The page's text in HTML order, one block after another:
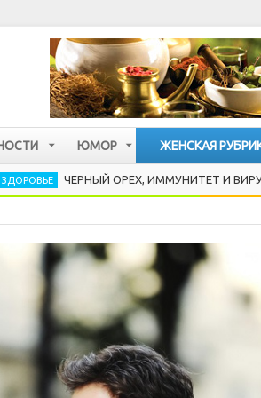
ЮМОР
ЖЕНСКАЯ
ЧЕРНЫЙ ОРЕХ, ИММУНИТЕТ И ВИРУСЫ